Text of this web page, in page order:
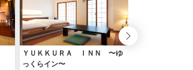
ＹＵＫＫＵＲＡ ＩＮＮ 〜ゆ
っくらイン〜